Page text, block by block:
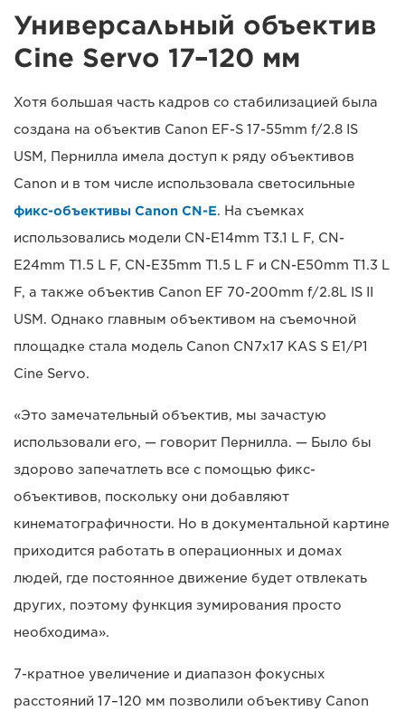
Универсальный объектив
Cine Servo 17–120 мм
Хотя большая часть кадров со стабилизацией была
создана на объектив Canon EF-S 17-55mm f/2.8 IS
USM, Пернилла имела доступ к ряду объективов
Canon и в том числе использовала светосильные
фикс-объективы Canon CN-E. На съемках
использовались модели CN-E14mm T3.1 L F, CN-
E24mm T1.5 L F, CN-E35mm T1.5 L F и CN-E50mm T1.3 L
F, а также объектив Canon EF 70-200mm f/2.8L IS II
USM. Однако главным объективом на съемочной
площадке стала модель Canon CN7x17 KAS S E1/P1
Cine Servo.
«Это замечательный объектив, мы зачастую
использовали его, — говорит Пернилла. — Было бы
здорово запечатлеть все с помощью фикс-
объективов, поскольку они добавляют
кинематографичности. Но в документальной картине
приходится работать в операционных и домах
людей, где постоянное движение будет отвлекать
других, поэтому функция зумирования просто
необходима».
7-кратное увеличение и диапазон фокусных
расстояний 17–120 мм позволили объективу Canon